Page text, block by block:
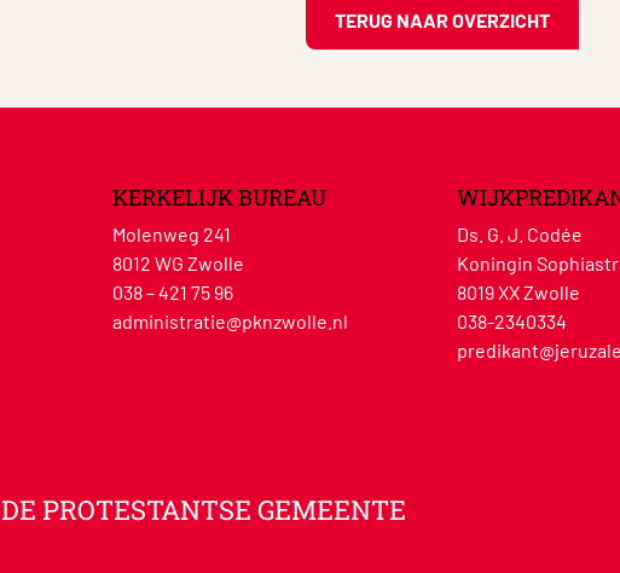
TERUG NAAR OVERZICHT
KERKELIJK BUREAU
Molenweg 241
8012 WG Zwolle
038 – 421 75 96
administratie@pknzwolle.nl
Ds. G. J. Codée
Koningin
8019 XX Zwolle
038-2340334
DE PROTESTANTSE GEMEENTE